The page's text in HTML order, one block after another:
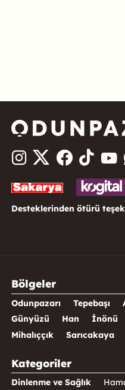
Desteklerinden ötürü
Bölgeler
Odunpazarı Tepebaşı
Günyüzü
Han İnönü
Mihalıççık
Sarıcakaya
Kategoriler
Dinlenme ve Sağlık